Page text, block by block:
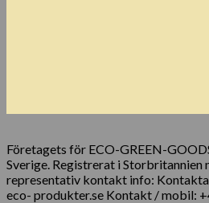
Företagets för ECO-GREEN-
Sverige. Registrerat i Storbritannien
representativ kontakt info:
eco- produkter.se Kontakt / mobil: